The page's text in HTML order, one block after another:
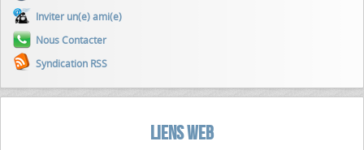
Inviter un(e) ami(e)
Nous Contacter
Syndication RSS
LIENS WEB